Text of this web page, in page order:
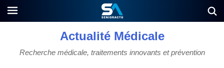
Actualité Médicale
Recherche médicale, traitements innovants et prévention